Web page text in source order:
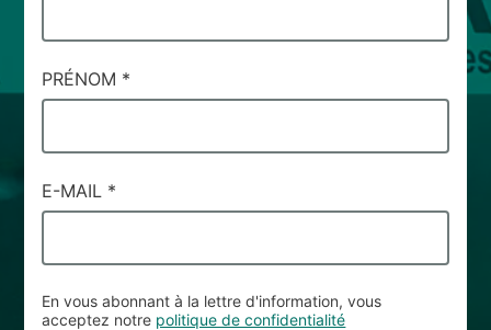
PRÉNOM *
E-MAIL *
En vous abonnant à la lettre d'information, vous
acceptez notre politique de confidentialité